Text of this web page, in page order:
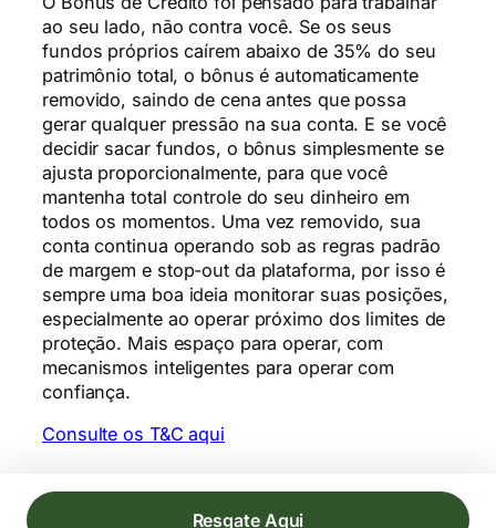
ao seu lado, não contra você. Se os seus
fundos próprios caírem abaixo de 35% do seu
patrimônio total, o bônus é automaticamente
removido, saindo de cena antes que possa
gerar qualquer pressão na sua conta. E se você
decidir sacar fundos, o bônus simplesmente se
ajusta proporcionalmente, para que você
mantenha total controle do seu dinheiro em
todos os momentos. Uma vez removido, sua
conta continua operando sob as regras padrão
de margem e stop-out da plataforma, por isso é
sempre uma boa ideia monitorar suas posições,
especialmente ao operar próximo dos limites de
proteção. Mais espaço para operar, com
mecanismos inteligentes para operar com
confiança.
Consulte os T&C aqui
Resgate Aqui